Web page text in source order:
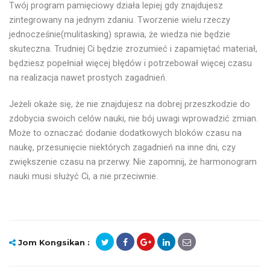
Twój program pamięciowy działa lepiej gdy znajdujesz
zintegrowany na jednym zdaniu. Tworzenie wielu rzeczy
jednocześnie(mulitasking) sprawia, że wiedza nie będzie
skuteczna. Trudniej Ci będzie zrozumieć i zapamiętać materiał,
będziesz popełniał więcej błędów i potrzebował więcej czasu
na realizacja nawet prostych zagadnień.
Jeżeli okaże się, że nie znajdujesz na dobrej przeszkodzie do
zdobycia swoich celów nauki, nie bój uwagi wprowadzić zmian.
Może to oznaczać dodanie dodatkowych bloków czasu na
naukę, przesunięcie niektórych zagadnień na inne dni, czy
zwiększenie czasu na przerwy. Nie zapomnij, że harmonogram
nauki musi służyć Ci, a nie przeciwnie.
Jom Kongsikan :